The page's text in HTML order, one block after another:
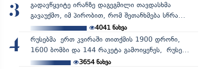
3
გადავწყვიტე ირანზე დაგეგმილი თავდასხმა
გავაუქმო, იმ პირობით, რომ შეთანხმება სწრა...
4041ნახვა
4
რუსებმა ერთ კვირაში თითქმის 1900 დრონი,
1600 ბომბი და 144 რაკეტა გამოიყენეს, რუსე...
3654ნახვა